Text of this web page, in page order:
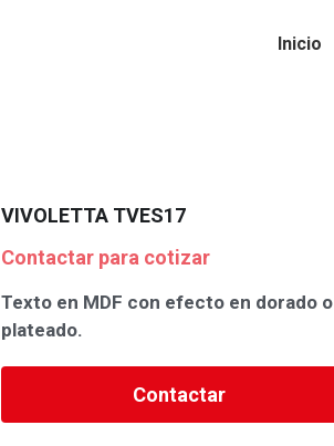
Inicio
VIVOLETTA TVES17
Contactar para cotizar
Texto en MDF con efecto en dorado o
plateado.
Contactar